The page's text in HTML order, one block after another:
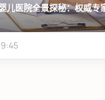
儿医院全景探秘：权威专